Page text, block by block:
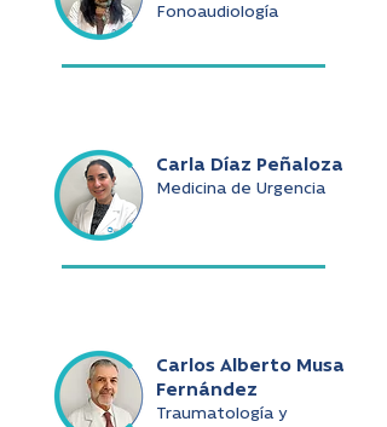
Fonoaudiología
Carla Díaz Peñaloza
Medicina de Urgencia
Carlos Alberto Musa
Fernández
Traumatología y